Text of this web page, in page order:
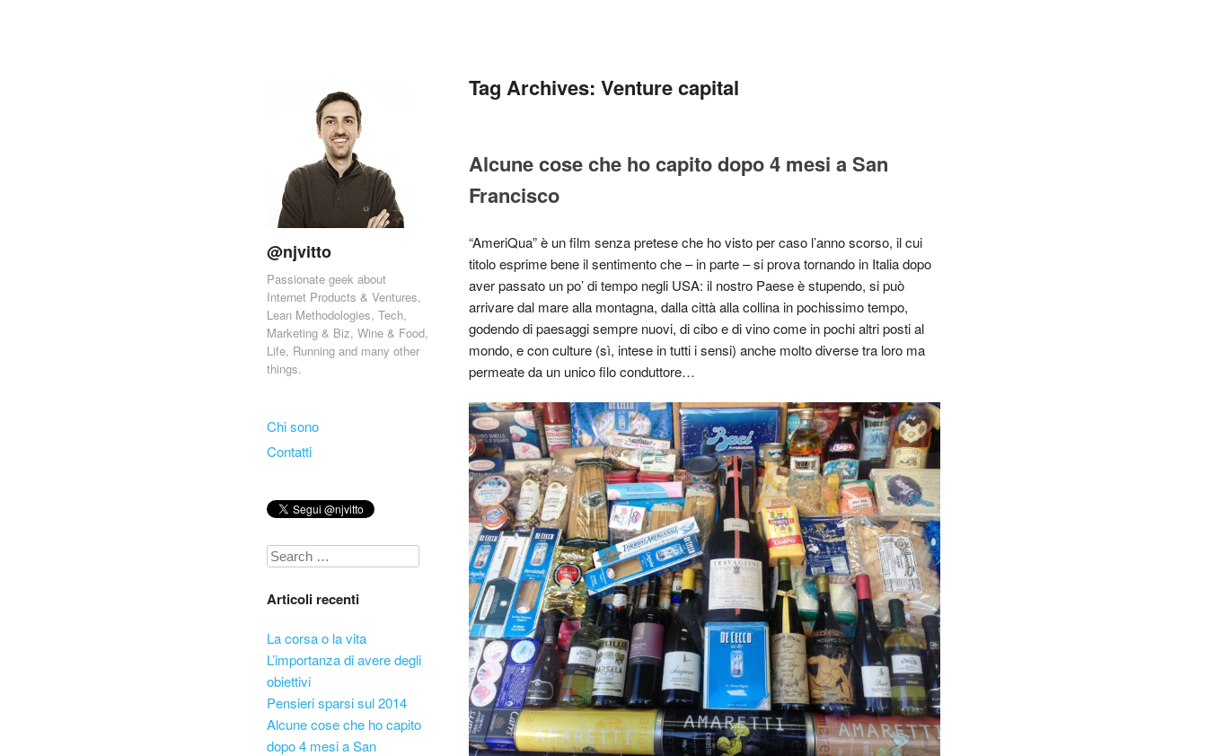
@njvitto
Passionate geek about
Internet Products & Ventures,
Lean Methodologies, Tech,
Marketing & Biz, Wine & Food,
Life, Running and many other
things.
Menu
Skip to content
Chi sono
Contatti
Tag Archives: Venture capital
Alcune cose che ho capito dopo 4 mesi a San
Francisco
“AmeriQua” è un film senza pretese che ho visto per caso l’anno scorso, il cui
titolo esprime bene il sentimento che – in parte – si prova tornando in Italia dopo
aver passato un po’ di tempo negli USA: il nostro Paese è stupendo, si può
arrivare dal mare alla montagna, dalla città alla collina in pochissimo tempo,
godendo di paesaggi sempre nuovi, di cibo e di vino come in pochi altri posti al
mondo, e con culture (sì, intese in tutti i sensi) anche molto diverse tra loro ma
permeate da un unico filo conduttore…
Search
Articoli recenti
La corsa o la vita
L’importanza di avere degli
obiettivi
Pensieri sparsi sul 2014
Alcune cose che ho capito
dopo 4 mesi a San